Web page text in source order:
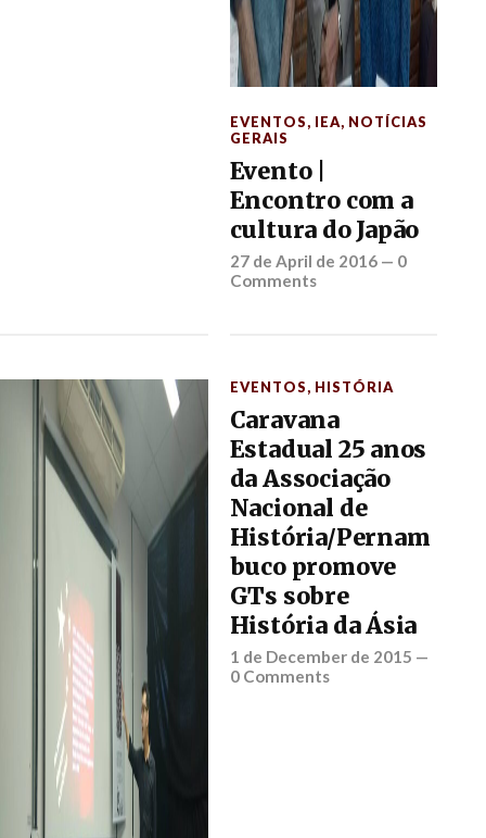
EVENTOS, IEA, NOTÍCIAS
GERAIS
Evento |
Encontro com a
cultura do Japão
27 de April de 2016— 0
Comments
EVENTOS, HISTÓRIA
Caravana
Estadual 25 anos
da Associação
Nacional de
História/Pernam
buco promove
GTs sobre
História da Ásia
1 de December de 2015 —
0 Comments